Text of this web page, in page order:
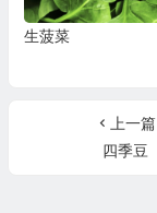
生菠菜
上一篇
四季豆